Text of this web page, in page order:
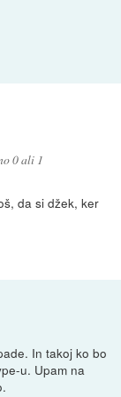
0 ali 1
da si džek, ker
In takoj ko bo
u. Upam na